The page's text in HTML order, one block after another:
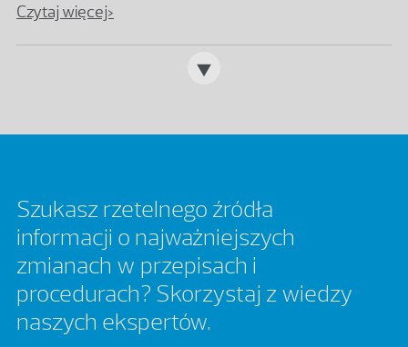
Czytaj więcej>
Szukasz rzetelnego źródła
informacji o najważniejszych
zmianach w przepisach i
procedurach? Skorzystaj z wiedzy
naszych ekspertów.